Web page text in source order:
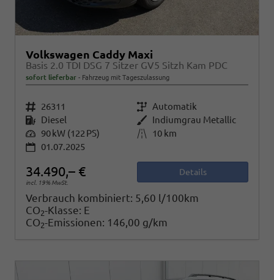
Volkswagen Caddy Maxi
Basis 2.0 TDI DSG 7 Sitzer GV5 Sitzh Kam PDC
sofort lieferbar Fahrzeug mit Tageszulassung
Fahrzeugnr. 26311 Getriebe Automatik
Kraftstoff Diesel Außenfarbe Indiumgrau Metallic
Leistung 90 kW (122 PS) Kilometerstand
10 km
01.07.2025
34.490,– €
incl. 19% MwSt.
Details
Verbrauch kombiniert: 5,60 l/100km
CO2-Klasse: E
CO2-Emissionen: 146,00 g/km